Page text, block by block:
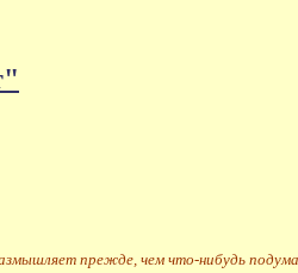
прежде, чем что-нибудь